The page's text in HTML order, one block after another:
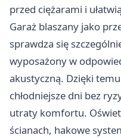
przed ciężarami i
Garaż blaszany jako
sprawdza się
wyposażony w
akustyczną. Dzięki
chłodniejsze dni bez
utraty komfortu.
ścianach, hakowe